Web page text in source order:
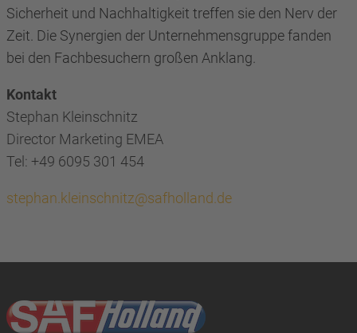
Sicherheit und Nachhaltigkeit treffen sie den Nerv der
Zeit. Die Synergien der Unternehmensgruppe fanden
bei den Fachbesuchern großen Anklang.
Kontakt
Stephan Kleinschnitz
Director Marketing EMEA
Tel: +49 6095 301 454
stephan.kleinschnitz@safholland.de